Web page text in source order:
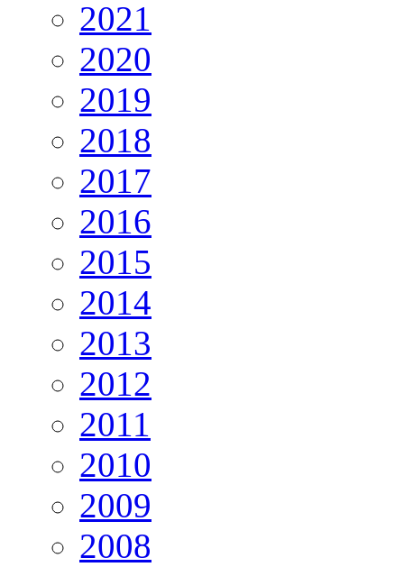
2021
2020
2019
2018
2017
2016
2015
2014
2013
2012
2011
2010
2009
2008